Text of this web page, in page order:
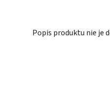
Popis produktu nie je